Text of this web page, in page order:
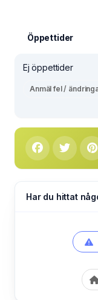
Öppettider
Ej öppettider
Anmäl fel /
Har du hittat